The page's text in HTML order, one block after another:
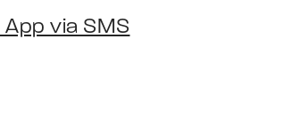
App via SMS